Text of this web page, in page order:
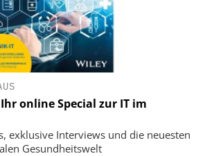
online Special zur IT im
exklusive Interviews und die neuesten
Gesundheitswelt